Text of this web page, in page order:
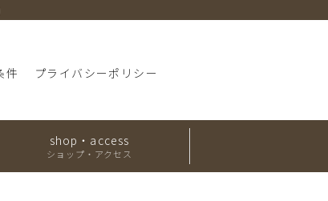
件 プライバシーポリシー
shop・access
ショップ・アクセス